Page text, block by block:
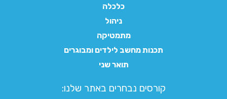
כלכלה
ניהול
מתמטיקה
תכנות מחשב לילדים ומבוגרים
תואר שני
קורסים נבחרים באתר שלנו:​